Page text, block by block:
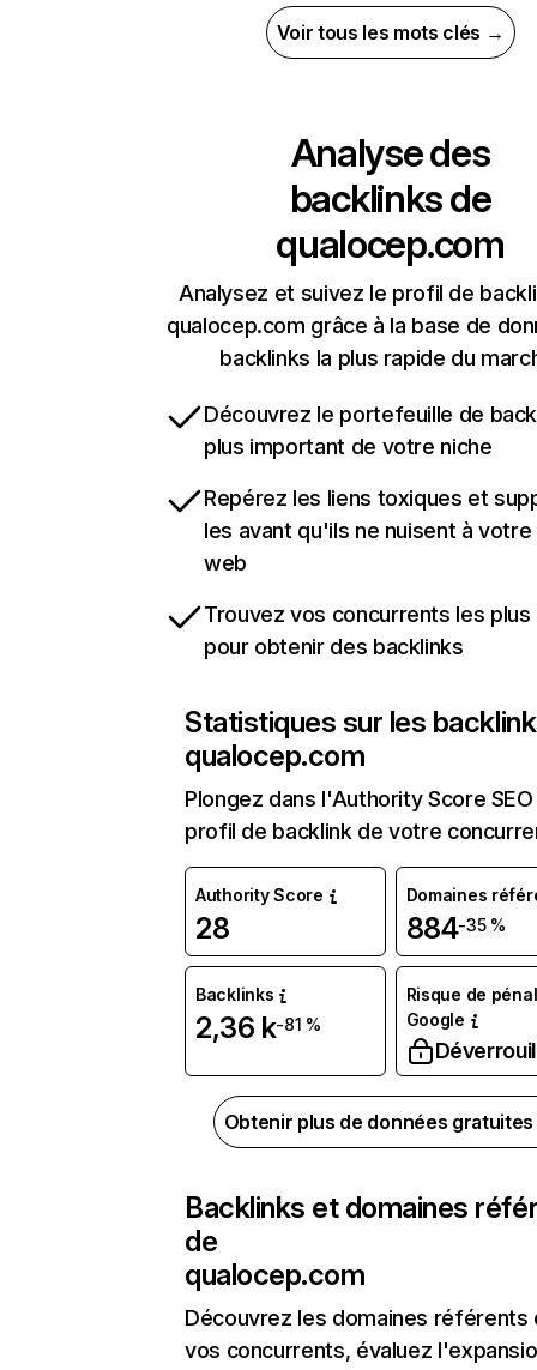
Voir tous les mots clés →
Analyse des
backlinks de
qualocep.com
Analysez et suivez le profil de
qualocep.com grâce à la base de
backlinks la plus rapide du
Découvrez le portefeuille de
plus important de votre niche
Repérez les liens toxiques et
les avant qu'ils ne nuisent à
web
Trouvez vos concurrents les
pour obtenir des backlinks
Statistiques sur les
qualocep.com
Plongez dans l'Authority Score
profil de backlink de votre
Authority Score
28
Domaines
884-35 %
Backlinks
2,36 k-81 %
Risque de
Google
Obtenir plus de données
Backlinks et domaines
de
qualocep.com
Découvrez les domaines référents
vos concurrents, évaluez